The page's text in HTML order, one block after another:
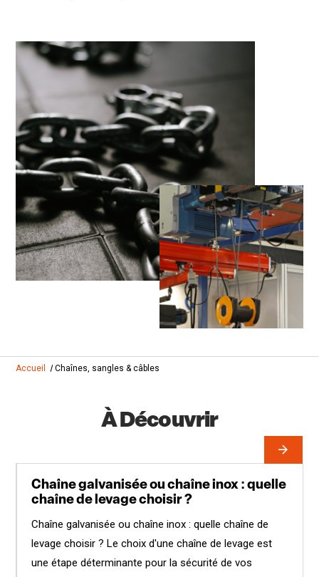
Accueil Chaînes, sangles & câbles
À Découvrir
Chaîne galvanisée ou chaîne inox : quelle
chaîne de levage choisir ?
Chaîne galvanisée ou chaîne inox : quelle chaîne de
levage choisir ? Le choix d'une chaîne de levage est
une étape déterminante pour la sécurité de vos